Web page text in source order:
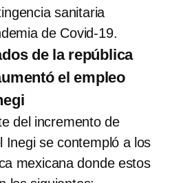
sanitaria
de Covid-19.
de la república
el empleo
del incremento de
Inegi se contempló a los
mexicana donde estos